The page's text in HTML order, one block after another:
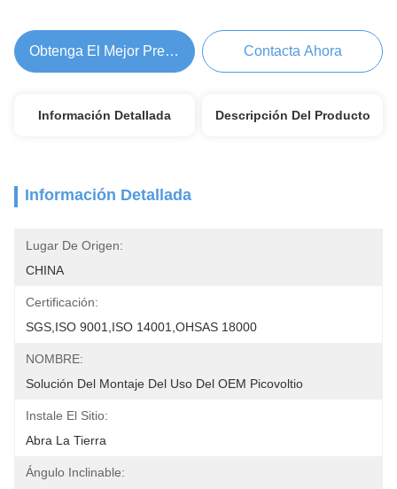
Obtenga El Mejor Precio Contacta Ahora
Información Detallada Descripción Del Producto
Información Detallada
Lugar De Origen:
CHINA
Certificación:
SGS,ISO 9001,ISO 14001,OHSAS 18000
NOMBRE:
Solución Del Montaje Del Uso Del OEM Picovoltio
Instale El Sitio:
Abra La Tierra
Ángulo Inclinable: